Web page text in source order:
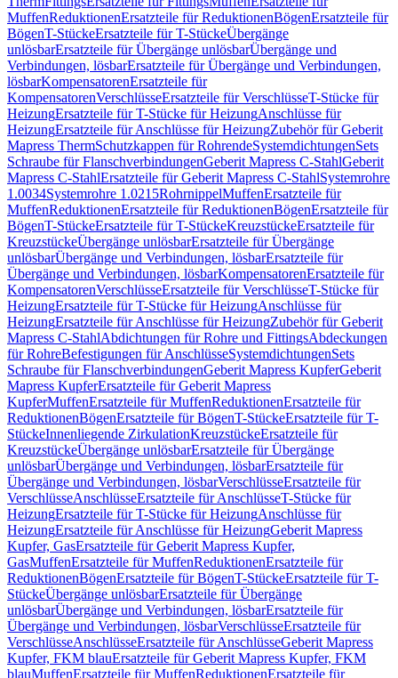
MuffenReduktionenErsatzteile für ReduktionenBögenErsatzteile für
BögenT-StückeErsatzteile für T-StückeÜbergänge
unlösbarErsatzteile für Übergänge unlösbarÜbergänge und
Verbindungen, lösbarErsatzteile für Übergänge und Verbindungen,
lösbarKompensatorenErsatzteile für
KompensatorenVerschlüsseErsatzteile für VerschlüsseT-Stücke für
HeizungErsatzteile für T-Stücke für HeizungAnschlüsse für
HeizungErsatzteile für Anschlüsse für HeizungZubehör für Geberit
Mapress ThermSchutzkappen für RohrendeSystemdichtungenSets
Schraube für FlanschverbindungenGeberit Mapress C-StahlGeberit
Mapress C-StahlErsatzteile für Geberit Mapress C-StahlSystemrohre
1.0034Systemrohre 1.0215RohrnippelMuffenErsatzteile für
MuffenReduktionenErsatzteile für ReduktionenBögenErsatzteile für
BögenT-StückeErsatzteile für T-StückeKreuzstückeErsatzteile für
KreuzstückeÜbergänge unlösbarErsatzteile für Übergänge
unlösbarÜbergänge und Verbindungen, lösbarErsatzteile für
Übergänge und Verbindungen, lösbarKompensatorenErsatzteile für
KompensatorenVerschlüsseErsatzteile für VerschlüsseT-Stücke für
HeizungErsatzteile für T-Stücke für HeizungAnschlüsse für
HeizungErsatzteile für Anschlüsse für HeizungZubehör für Geberit
Mapress C-StahlAbdichtungen für Rohre und FittingsAbdeckungen
für RohreBefestigungen für AnschlüsseSystemdichtungenSets
Schraube für FlanschverbindungenGeberit Mapress KupferGeberit
Mapress KupferErsatzteile für Geberit Mapress
KupferMuffenErsatzteile für MuffenReduktionenErsatzteile für
ReduktionenBögenErsatzteile für BögenT-StückeErsatzteile für T-
StückeInnenliegende ZirkulationKreuzstückeErsatzteile für
KreuzstückeÜbergänge unlösbarErsatzteile für Übergänge
unlösbarÜbergänge und Verbindungen, lösbarErsatzteile für
Übergänge und Verbindungen, lösbarVerschlüsseErsatzteile für
VerschlüsseAnschlüsseErsatzteile für AnschlüsseT-Stücke für
HeizungErsatzteile für T-Stücke für HeizungAnschlüsse für
HeizungErsatzteile für Anschlüsse für HeizungGeberit Mapress
Kupfer, GasErsatzteile für Geberit Mapress Kupfer,
GasMuffenErsatzteile für MuffenReduktionenErsatzteile für
ReduktionenBögenErsatzteile für BögenT-StückeErsatzteile für T-
StückeÜbergänge unlösbarErsatzteile für Übergänge
unlösbarÜbergänge und Verbindungen, lösbarErsatzteile für
Übergänge und Verbindungen, lösbarVerschlüsseErsatzteile für
VerschlüsseAnschlüsseErsatzteile für AnschlüsseGeberit Mapress
Kupfer, FKM blauErsatzteile für Geberit Mapress Kupfer, FKM
blauMuffenErsatzteile für MuffenReduktionenErsatzteile für